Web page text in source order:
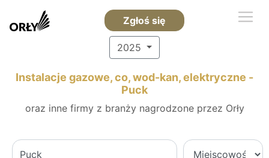
Zgłoś się
2025
Instalacje gazowe, co, wod-kan, elektryczne -
Puck
oraz inne firmy z branży nagrodzone przez Orły